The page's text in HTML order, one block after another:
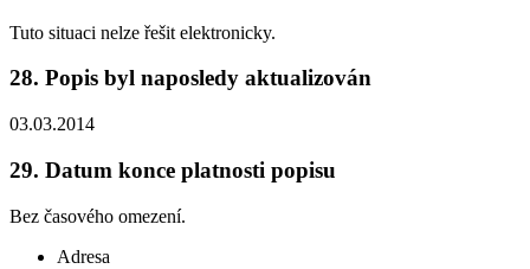
Tuto situaci nelze řešit elektronicky.
28. Popis byl naposledy aktualizován
03.03.2014
29. Datum konce platnosti popisu
Bez časového omezení.
Adresa